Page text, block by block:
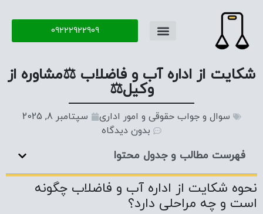
09222922909
شکایت از اداره آب و فاضلاب ⚖️مشاوره از
وکیل⚖️
سوال و جواب حقوقی و امور اداری
سپتامبر 8, 2025
بدون دیدگاه
فهرست مطالب و جدول محتوا
نحوه شکایت از اداره آب و فاضلاب چگونه
است و چه مراحلی دارد؟